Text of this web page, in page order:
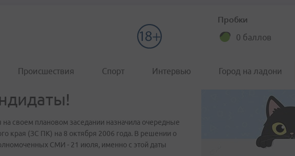
Пробки
0 баллов
Происшествия Спорт Интервью Город на ладони
своем плановом заседании назначила очередные
края (ЗС ПК) на 8 октября 2006 года. В решении о
СМИ - 21 июля, именно с этой даты